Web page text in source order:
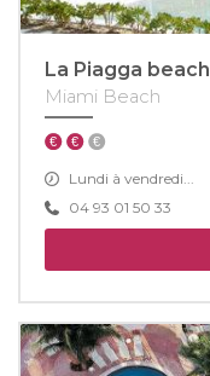
La Piagga beach
Miami Beach
Lundi à vendredi...
04 93 01 50 33